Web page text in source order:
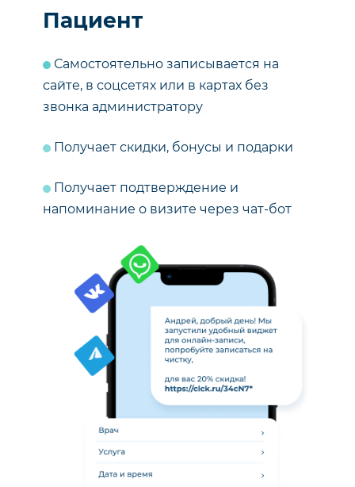
Пациент
Самостоятельно записывается на
сайте, в соцсетях или в картах без
звонка администратору
Получает скидки, бонусы и подарки
Получает подтверждение и
напоминание о визите через чат-бот